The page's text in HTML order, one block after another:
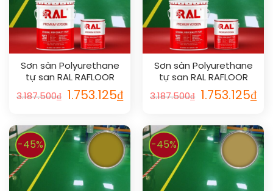
Sơn sàn Polyurethane
tự san RAL RAFLOOR
SHIELD SL 1023
3.187.500₫ 1.753.125₫
Sơn sàn Polyurethane
tự san RAL RAFLOOR
SHIELD SL 1012
3.187.500₫ 1.753.125₫
-45% -45%